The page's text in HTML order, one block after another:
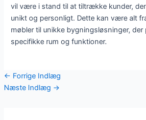
vil være i stand til at tiltrække kunder,
unikt og personligt. Dette kan være alt
møbler til unikke bygningsløsninger, der
specifikke rum og funktioner.
← Forrige Indlæg
Næste Indlæg →